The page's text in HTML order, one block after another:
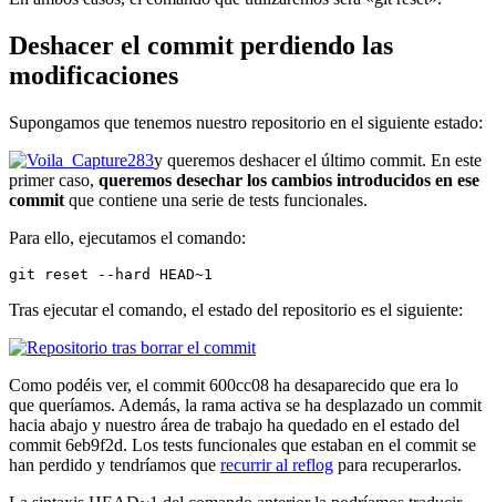
Deshacer el commit perdiendo las
modificaciones
Supongamos que tenemos nuestro repositorio en el siguiente estado:
y queremos deshacer el último commit. En este
primer caso, queremos desechar los cambios introducidos en ese
commit que contiene una serie de tests funcionales.
Para ello, ejecutamos el comando:
git reset --hard HEAD~1
Tras ejecutar el comando, el estado del repositorio es el siguiente:
Como podéis ver, el commit 600cc08 ha desaparecido que era lo
que queríamos. Además, la rama activa se ha desplazado un commit
hacia abajo y nuestro área de trabajo ha quedado en el estado del
commit 6eb9f2d. Los tests funcionales que estaban en el commit se
han perdido y tendríamos que recurrir al reflog para recuperarlos.